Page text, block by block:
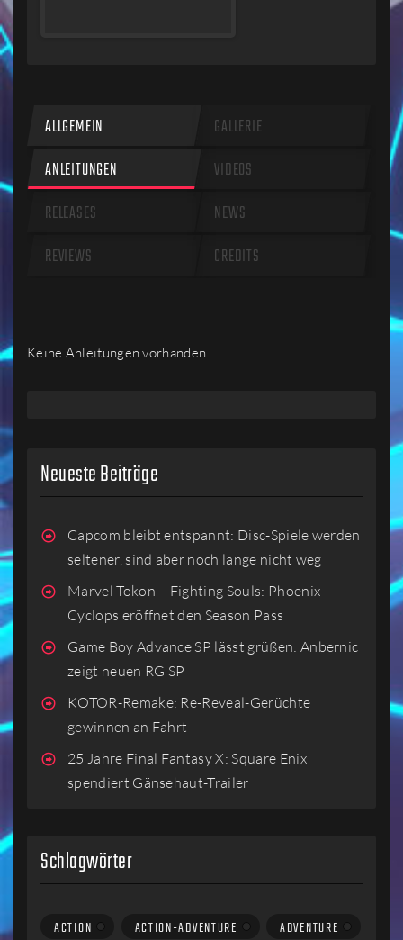
ALLGEMEIN
GALLERIE
ANLEITUNGEN
VIDEOS
RELEASES
NEWS
REVIEWS
CREDITS
Keine Anleitungen vorhanden.
Neueste Beiträge
Capcom bleibt entspannt: Disc-Spiele werden
seltener, sind aber noch lange nicht weg
Marvel Tokon – Fighting Souls: Phoenix
Cyclops eröffnet den Season Pass
Game Boy Advance SP lässt grüßen: Anbernic
zeigt neuen RG SP
KOTOR-Remake: Re-Reveal-Gerüchte
gewinnen an Fahrt
25 Jahre Final Fantasy X: Square Enix
spendiert Gänsehaut-Trailer
Schlagwörter
ACTION ACTION-ADVENTURE
ADVENTURE